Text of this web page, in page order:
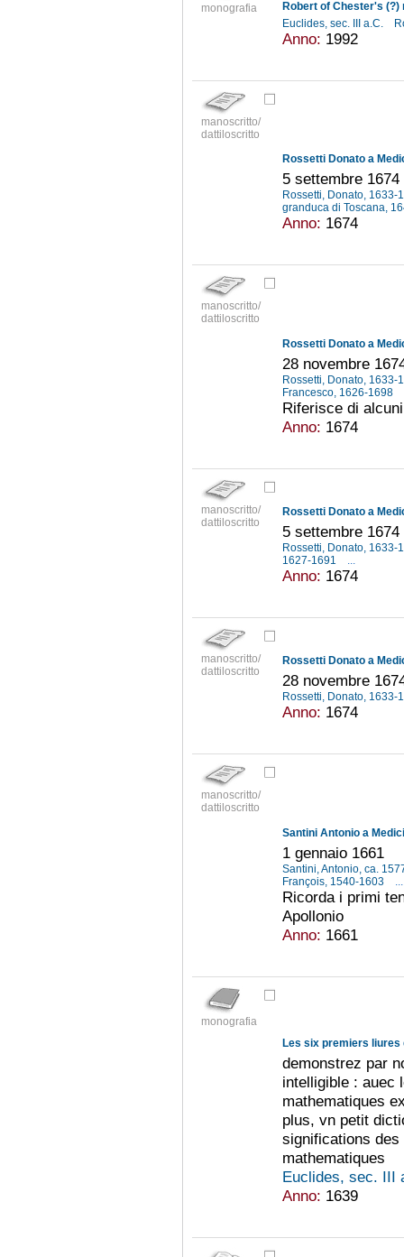
monografia
Euclides, sec. III a.C.
Anno: 1992
manoscritto/
dattiloscritto
Rossetti Donato a
5 settembre 1674
Rossetti, Donato, 1633-
granduca di Toscana,
Anno: 1674
manoscritto/
dattiloscritto
Rossetti Donato a
28 novembre
Rossetti, Donato, 1633-
Francesco, 1626-1698
Riferisce di
Anno: 1674
manoscritto/
dattiloscritto
Rossetti Donato a
5 settembre 1674
Rossetti, Donato, 1633-
1627-1691
...
Anno: 1674
manoscritto/
dattiloscritto
Rossetti Donato a
28 novembre
Rossetti, Donato, 1633-
Anno: 1674
manoscritto/
dattiloscritto
Santini Antonio a
1 gennaio 1661
Santini, Antonio, ca.
François, 1540-1603
...
Ricorda i primi
Apollonio
Anno: 1661
monografia
Les six premiers liures
demonstrez par
intelligible : auec
mathematiques
plus, vn petit
significations
mathematiques
Euclides, sec. III
Anno: 1639